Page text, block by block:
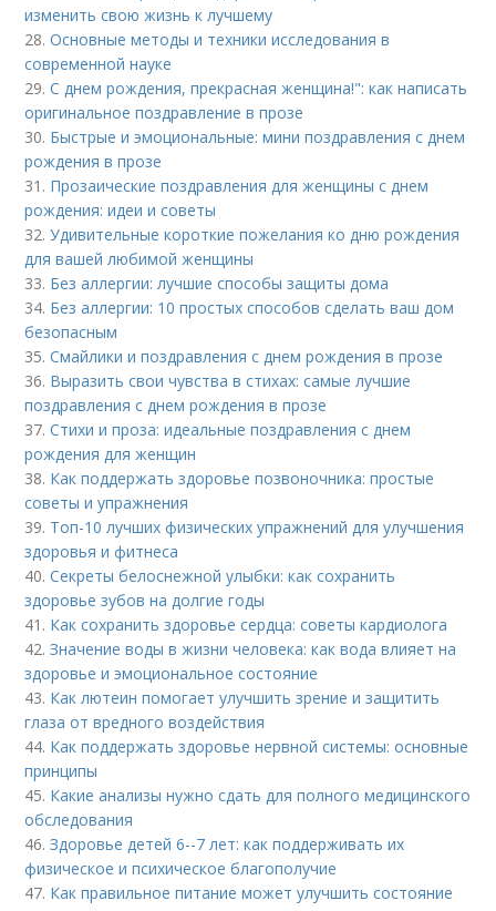
изменить свою жизнь к лучшему
28.Основные методы и техники исследования в
современной науке
29.С днем рождения, прекрасная женщина!": как написать
оригинальное поздравление в прозе
30. Быстрые и эмоциональные: мини поздравления с днем
рождения в прозе
31. Прозаические поздравления для женщины с днем
рождения: идеи и советы
32.Удивительные короткие пожелания ко дню рождения
для вашей любимой женщины
33. Без аллергии: лучшие способы защиты дома
34. Без аллергии: 10 простых способов сделать ваш дом
безопасным
35.Смайлики и поздравления с днем рождения в прозе
36. Выразить свои чувства в стихах: самые лучшие
поздравления с днем рождения в прозе
37.Стихи и проза: идеальные поздравления с днем
рождения для женщин
38. Как поддержать здоровье позвоночника: простые
советы и упражнения
39. Топ-10 лучших физических упражнений для улучшения
здоровья и фитнеса
40.Секреты белоснежной улыбки: как сохранить
здоровье зубов на долгие годы
41. Как сохранить здоровье сердца: советы кардиолога
42.Значение воды в жизни человека: как вода влияет на
здоровье и эмоциональное состояние
43. Как лютеин помогает улучшить зрение и защитить
глаза от вредного воздействия
44. Как поддержать здоровье нервной системы: основные
принципы
45. Какие анализы нужно сдать для полного медицинского
обследования
46.Здоровье детей 6--7 лет: как поддерживать их
физическое и психическое благополучие
47. Как правильное питание может улучшить состояние